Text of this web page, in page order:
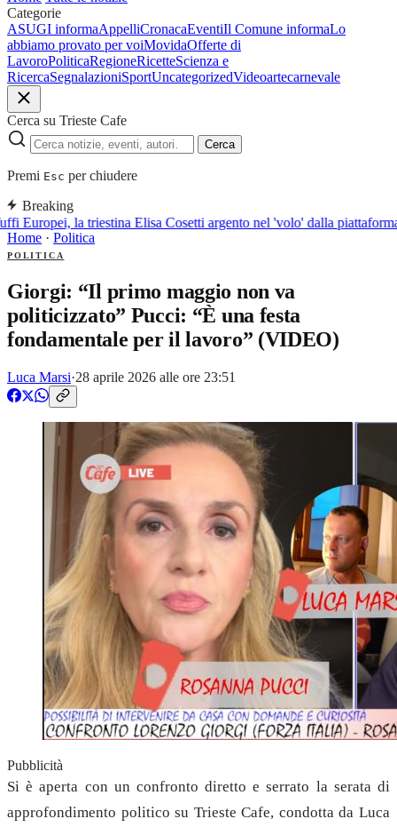
Categorie
ASUGI informaAppelliCronacaEventiIl Comune informaLo
abbiamo provato per voiMovidaOfferte di
LavoroPoliticaRegioneRicetteScienza e
RicercaSegnalazioniSportUncategorizedVideoartecarnevale
Cerca su Trieste Cafe
Cerca
Premi Esc per chiudere
Breaking
Europei, la triestina Elisa Cosetti argento nel 'volo' dalla
Home · Politica
POLITICA
Giorgi: “Il primo maggio non va
politicizzato” Pucci: “È una festa
fondamentale per il lavoro” (VIDEO)
Luca Marsi·28 aprile 2026 alle ore 23:51
Pubblicità
Si è aperta con un confronto diretto e serrato la serata di
approfondimento politico su Trieste Cafe, condotta da Luca